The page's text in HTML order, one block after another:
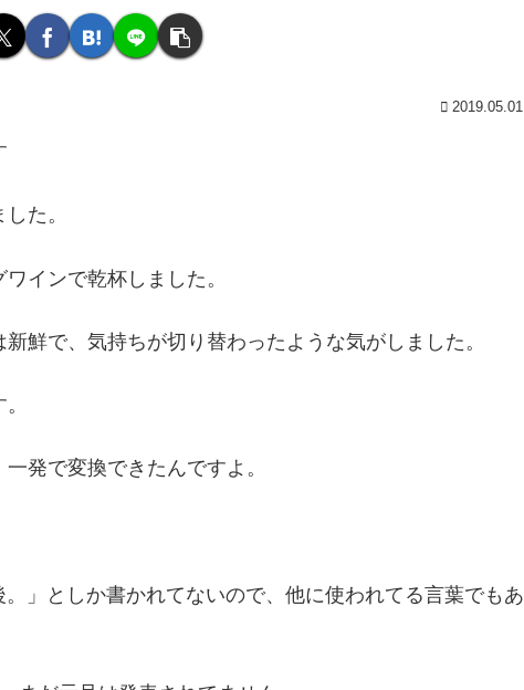
2019.05.01
た。
インで乾杯しました。
鮮で、気持ちが切り替わったような気がしました。
発で変換できたんですよ。
」としか書かれてないので、他に使われてる言葉でもあ